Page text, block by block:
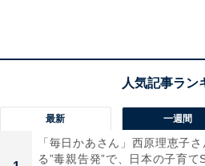
最新 一週間
「毎日かあさん」西原理恵子
る”毒親告発”で、日本の子育て